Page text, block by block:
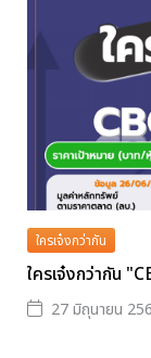
ใครเจ๋งกว่ากัน
ใครเจ๋งกว่ากัน
27 มิถุนายน